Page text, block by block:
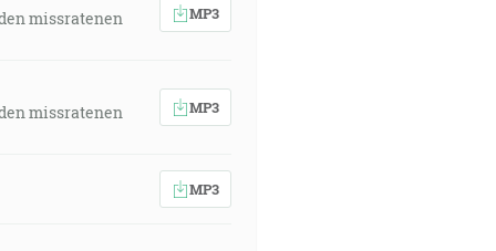
missratenen
MP3
missratenen
MP3
MP3